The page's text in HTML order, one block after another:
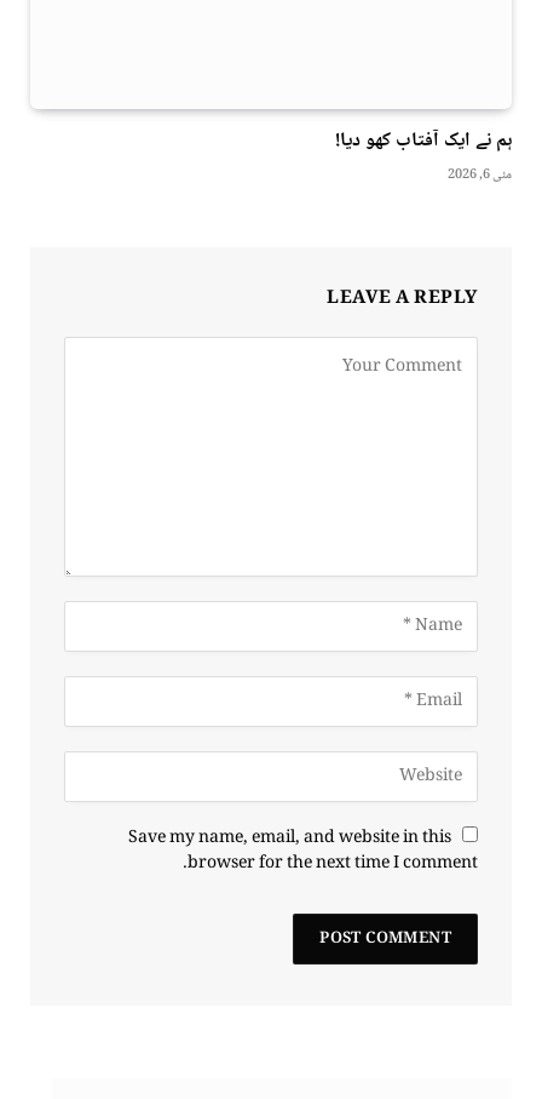
ہم نے ایک آفتاب کھو دیا!
مئی 6, 2026
LEAVE A REPLY
Save my name, email, and website in this
browser for the next time I comment.